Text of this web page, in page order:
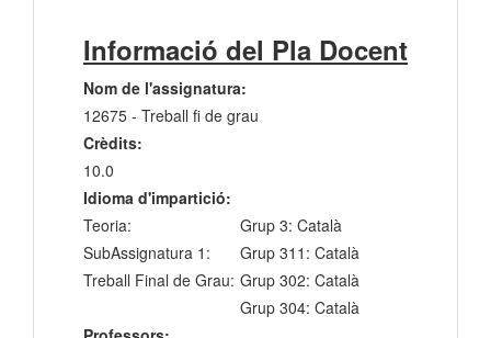
Informació del Pla Docent
Nom de l'assignatura:
12675 - Treball fi de grau
Crèdits:
10.0
Idioma d'impartició:
Teoria:
Grup 3: Català
SubAssignatura 1:
Grup 311: Català
Treball Final de Grau: Grup 302: Català
Grup 304: Català